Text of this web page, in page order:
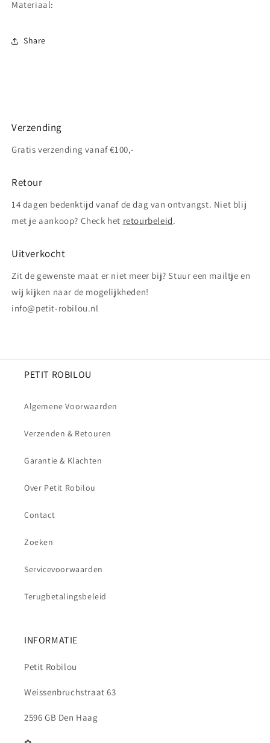
Materiaal:
Share
Verzending
Gratis verzending vanaf €100,-
Retour
14 dagen bedenktijd vanaf de dag van ontvangst. Niet blij
met je aankoop? Check het retourbeleid.
Uitverkocht
Zit de gewenste maat er niet meer bij? Stuur een mailtje en
wij kijken naar de mogelijkheden!
info@petit-robilou.nl
PETIT ROBILOU
Algemene Voorwaarden
Verzenden & Retouren
Garantie & Klachten
Over Petit Robilou
Contact
Zoeken
Servicevoorwaarden
Terugbetalingsbeleid
INFORMATIE
Petit Robilou
Weissenbruchstraat 63
2596 GB Den Haag